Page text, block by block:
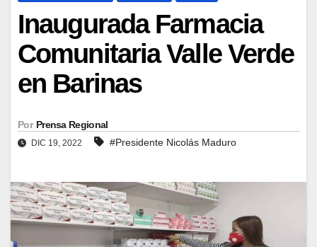
Inaugurada Farmacia
Comunitaria Valle Verde
en Barinas
Por Prensa Regional
DIC 19, 2022 #Presidente Nicolás Maduro